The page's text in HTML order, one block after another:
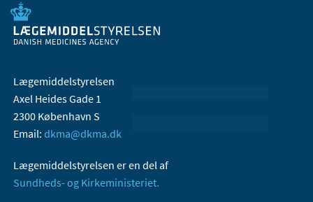
Lægemiddelstyrelsen
Axel Heides Gade 1
2300 København S
Email: dkma@dkma.dk
Lægemiddelstyrelsen er en del af
Sundheds- og Kirkeministeriet.